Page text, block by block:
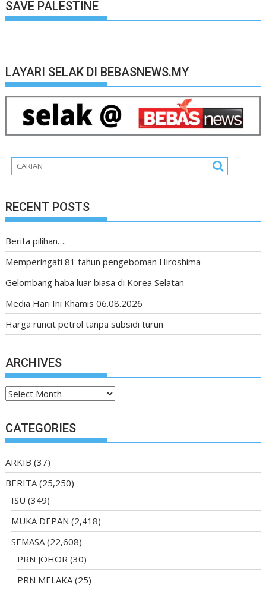
SAVE PALESTINE
LAYARI SELAK DI BEBASNEWS.MY
RECENT POSTS
Berita pilihan….
Memperingati 81 tahun pengeboman Hiroshima
Gelombang haba luar biasa di Korea Selatan
Media Hari Ini Khamis 06.08.2026
Harga runcit petrol tanpa subsidi turun
ARCHIVES
Archives
CATEGORIES
ARKIB (37)
BERITA(25,250)
ISU (349)
MUKA DEPAN (2,418)
SEMASA(22,608)
PRN JOHOR (30)
PRN MELAKA(25)